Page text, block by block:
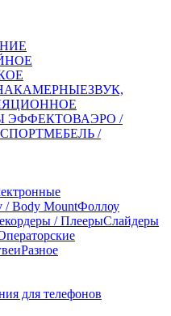
ЗВУК,
ЭФФЕКТОВАЭРО /
МЕБЕЛЬ /
/ Body MountФоллоу
/ ПлеерыСлайдеры
Разное
для телефонов